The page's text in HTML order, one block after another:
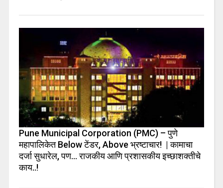
Pune Municipal Corporation (PMC) – पुणे
महापालिकेत Below टेंडर, Above भ्रष्टाचार! | कामाचा
दर्जा सुधारेल, पण… राजकीय आणि प्रशासकीय इच्छाशक्तीचे
काय..!